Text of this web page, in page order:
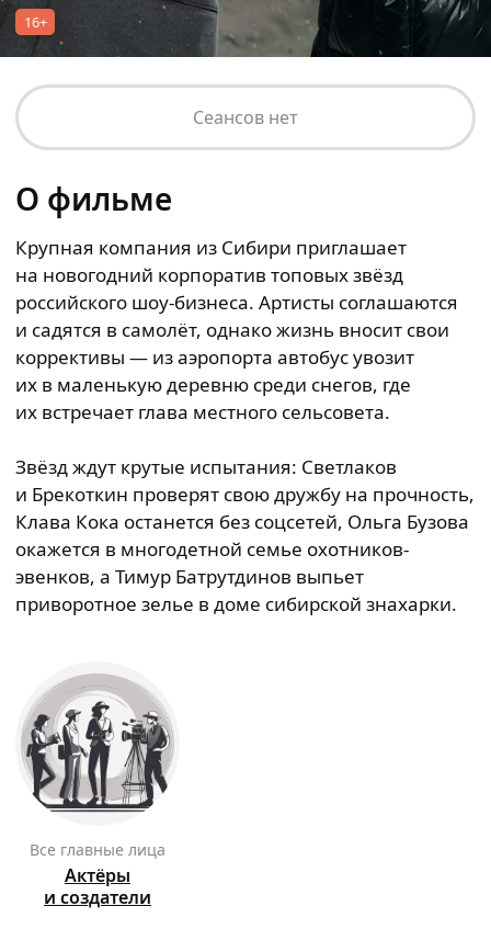
16+
Сеансов нет
О фильме
Крупная компания из Сибири приглашает
на новогодний корпоратив топовых звёзд
российского шоу-бизнеса. Артисты соглашаются
и садятся в самолёт, однако жизнь вносит свои
коррективы — из аэропорта автобус увозит
их в маленькую деревню среди снегов, где
их встречает глава местного сельсовета.
Звёзд ждут крутые испытания: Светлаков
и Брекоткин проверят свою дружбу на прочность,
Клава Кока останется без соцсетей, Ольга Бузова
окажется в многодетной семье охотников-
эвенков, а Тимур Батрутдинов выпьет
приворотное зелье в доме сибирской знахарки.
Все главные лица
Актёры
и создатели